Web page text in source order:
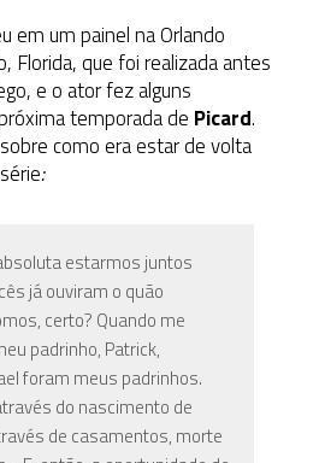
em um painel na Orlando
Florida, que foi realizada antes
e o ator fez alguns
temporada de Picard.
como era estar de volta
:
estarmos juntos
já ouviram o quão
certo? Quando me
padrinho, Patrick,
foram meus padrinhos.
do nascimento de
de casamentos, morte